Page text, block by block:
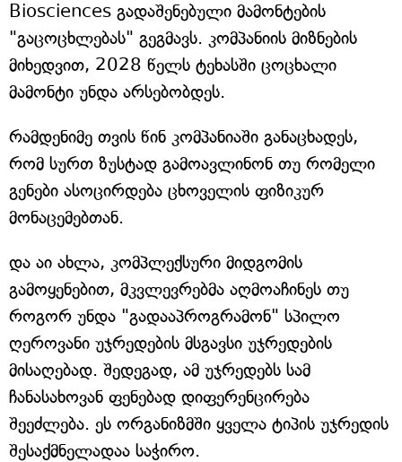
Biosciences გადაშენებული მამონტების
"გაცოცხლებას" გეგმავს. კომპანიის მიზნების
მიხედვით, 2028 წელს ტეხასში ცოცხალი
მამონტი უნდა არსებობდეს.
რამდენიმე თვის წინ კომპანიაში განაცხადეს,
რომ სურთ ზუსტად გამოავლინონ თუ რომელი
გენები ასოცირდება ცხოველის ფიზიკურ
მონაცემებთან.
და აი ახლა, კომპლექსური მიდგომის
გამოყენებით, მკვლევრებმა აღმოაჩინეს თუ
როგორ უნდა "გადააპროგრამონ" სპილო
ღეროვანი უჯრედების მსგავსი უჯრედების
მისაღებად. შედეგად, ამ უჯრედებს სამ
ჩანასახოვან ფენებად დიფერენცირება
შეეძლება. ეს ორგანიზმში ყველა ტიპის უჯრედის
შესაქმნელადაა საჭირო.